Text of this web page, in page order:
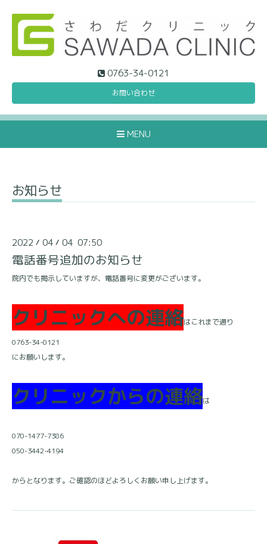
0763-34-0121
お問い合わせ
MENU
お知らせ
2022 / 04 / 04 07:50
電話番号追加のお知らせ
院内でも掲示していますが、電話番号に変更がございます。
クリニックへの連絡はこれまで通り
0763-34-0121
にお願いします。
クリニックからの連絡は
070-1477-7386
050-3442-4194
からとなります。ご確認のほどよろしくお願い申し上げます。